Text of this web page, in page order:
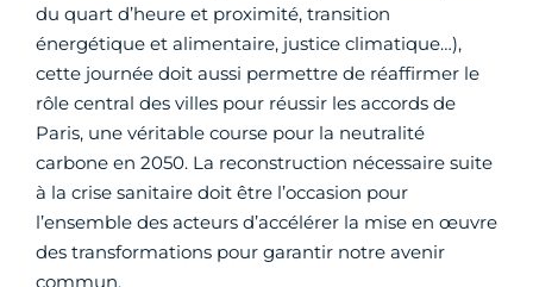
du quart d’heure et proximité, transition
énergétique et alimentaire, justice climatique…),
cette journée doit aussi permettre de réaffirmer le
rôle central des villes pour réussir les accords de
Paris, une véritable course pour la neutralité
carbone en 2050. La reconstruction nécessaire suite
à la crise sanitaire doit être l’occasion pour
l’ensemble des acteurs d’accélérer la mise en œuvre
des transformations pour garantir notre avenir
commun.